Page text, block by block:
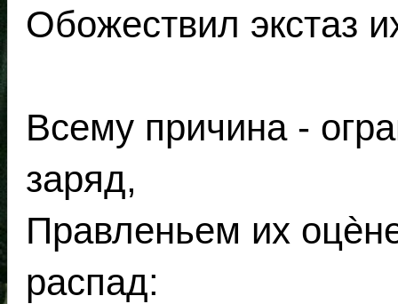
Обожествил экстаз
Всему причина -
заряд,
Правленьем их
распад: